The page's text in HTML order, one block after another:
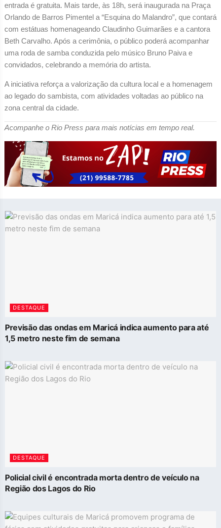
entrada é gratuita. Mais tarde, às 18h, será inaugurada na Praça
Orlando de Barros Pimentel a “Esquina do Malandro”, que contará
com estátuas homenageando Claudinho Guimarães e a cantora
Beth Carvalho. Após a cerimônia, o público poderá acompanhar
uma roda de samba conduzida pelo músico Bruno Paiva e
convidados, celebrando a memória do artista.
A iniciativa reforça a valorização da cultura local e a homenagem
ao legado do sambista, com atividades voltadas ao público na
zona central da cidade.
Acompanhe o Rio Press para mais notícias em tempo real.
DESTAQUE
Previsão das ondas em Maricá indica aumento para até
1,5 metro neste fim de semana
DESTAQUE
Policial civil é encontrada morta dentro de veículo na
Região dos Lagos do Rio